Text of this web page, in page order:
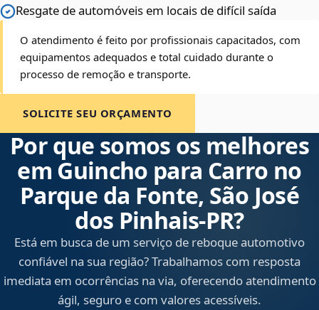
Resgate de automóveis em locais de difícil saída
O atendimento é feito por profissionais capacitados, com
equipamentos adequados e total cuidado durante o
processo de remoção e transporte.
SOLICITE SEU ORÇAMENTO
Por que somos os melhores
em Guincho para Carro no
Parque da Fonte, São José
dos Pinhais‑PR?
Está em busca de um serviço de reboque automotivo
confiável na sua região? Trabalhamos com resposta
imediata em ocorrências na via, oferecendo atendimento
ágil, seguro e com valores acessíveis.